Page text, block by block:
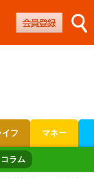
イフ マネー
コラム